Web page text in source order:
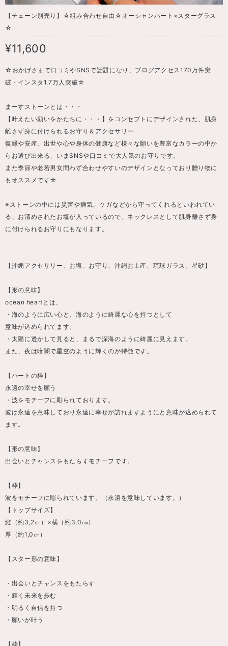
【チェーン別売り】☆組み合わせ自由☆オーシャンハート×スターグラス
☆
¥11,600
☆おかげさまで口コミやSNSで話題になり、ブログアクセス170万件突
破・インスタ1.7万人突破☆
まーすストーンとは・・・
【叶えたい願いをかたちに・・・】をコンセプトにデザインされた、肌身
離さず身に付けられるお守り＆アクセサリー
復縁や安産、出世や心や身体の健康など様々な願いを豊富なカラーの中か
らお選び出来る、いまSNSや口コミで大人気のお守りです。
また季節や老若男女問わず合わせやすいのデザインとなっており贈り物に
もオススメです☆
※ストーンの中には災害や病気、ケガなどから守ってくれるといわれてい
る、お清めされたお塩が入っているので、ネックレスとして肌身離さず身
に付けられるお守りにもなります。
【沖縄アクセサリー、お塩、お守り、沖縄お土産、琉球ガラス、星砂】
【形の意味】
ocean heartとは、
・海のように広い心と、海のように綺麗な心を持つとして
意味が込められてます。
・太陽に透かして見ると、まるで深海のように綺麗に見えます。
また、夜は暗闇で星空のように輝くのが特徴です。
【ハートの枠】
永遠の幸せを願う
・波をモチーフに彫られております。
波は永遠を意味しており永遠に幸せが訪れますようにと意味が込められて
ます。
【形の意味】
出会いとチャンスをもたらすモチーフです。
【枠】
波をモチーフに彫られています。（永遠を意味しています。）
【トップサイズ】
縦（約3,2㎝）×横（約3,0㎝）
厚（約1,0㎝）
【スター形の意味】
・出会いとチャンスをもたらす
・輝く未来を歩む
・明るく自信を持つ
・願いが叶う
【枠】